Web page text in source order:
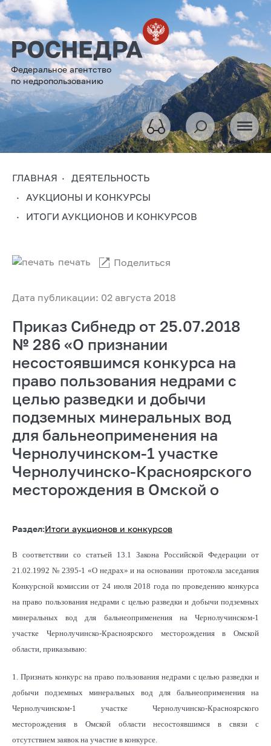
Федеральное агентство
по недропользованию
ГЛАВНАЯ
ДЕЯТЕЛЬНОСТЬ
АУКЦИОНЫ И КОНКУРСЫ
ИТОГИ АУКЦИОНОВ И КОНКУРСОВ
Дата публикации: 02 августа 2018
печать Поделиться
Приказ Сибнедр от 25.07.2018
№ 286 «О признании
несостоявшимся конкурса на
право пользования недрами с
целью разведки и добычи
подземных минеральных вод
для бальнеоприменения на
Чернолучинском-1 участке
Чернолучинско-Красноярского
месторождения в Омской о
Раздел:Итоги аукционов и конкурсов
В соответствии со статьей 13.1 Закона Российской Федерации от
21.02.1992 № 2395-1 «О недрах» и на основании протокола заседания
Конкурсной комиссии от 24 июля 2018 года по проведению конкурса
на право пользования недрами с целью разведки и добычи подземных
минеральных вод для бальнеоприменения на Чернолучинском-1
участке Чернолучинско-Красноярского месторождения в Омской
области, приказываю:
1. Признать конкурс на право пользования недрами с целью разведки и
добычи подземных минеральных вод для бальнеоприменения на
Чернолучинском-1 участке Чернолучинско-Красноярского
месторождения в Омской области несостоявшимся в связи с
отсутствием заявок на участие в конкурсе.